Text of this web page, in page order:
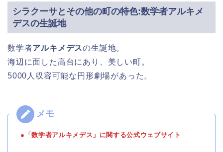
シラクーサとその他の町の特色:数学者アルキメ
デスの生誕地
数学者アルキメデスの生誕地。
海辺に面した高台にあり、美しい町。
5000人収容可能な円形劇場があった。
●「数学者アルキメデス」に関する公式ウェブサイト